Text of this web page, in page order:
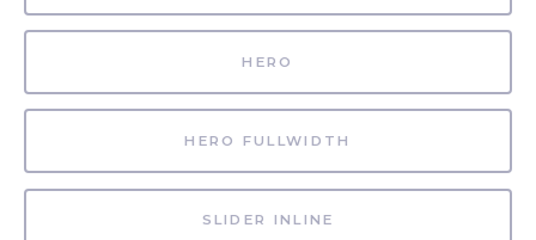
HERO
HERO FULLWIDTH
SLIDER INLINE